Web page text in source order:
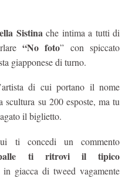
Sistinache intima a tutti di
“No foto” con spiccato
giapponese di turno.
di cui portano il nome
scultura su 200 esposte, ma tu
il biglietto.
ti concedi un commento
ti ritrovi il tipico
giacca di tweed vagamente